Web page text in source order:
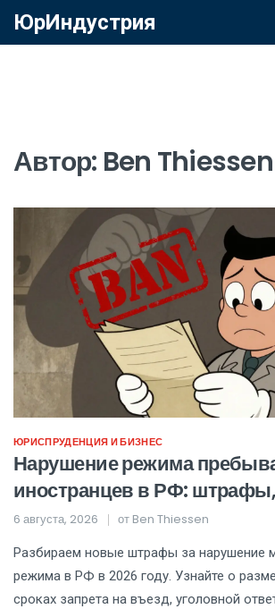
ЮрИндустрия
Автор: Ben Thiessen
ЮРИСПРУДЕНЦИЯ И БИЗНЕС
Нарушение режима
иностранцев в РФ: штрафы,
выдворение и новые
6 августа, 2026 от Ben Thiessen
Разбираем новые штрафы за нарушение
режима в РФ в 2026 году. Узнайте о
сроках запрета на въезд, уголовной